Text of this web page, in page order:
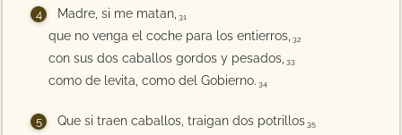
Madre, si me matan, 31
que no venga el coche para los entierros, 32
con sus dos caballos gordos y pesados, 33
como de levita, como del Gobierno. 34
Que si traen caballos, traigan dos potrillos 35